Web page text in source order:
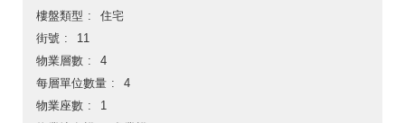
樓盤類型
住宅
街號
11
物業層數
4
每層單位數量
4
物業座數
1